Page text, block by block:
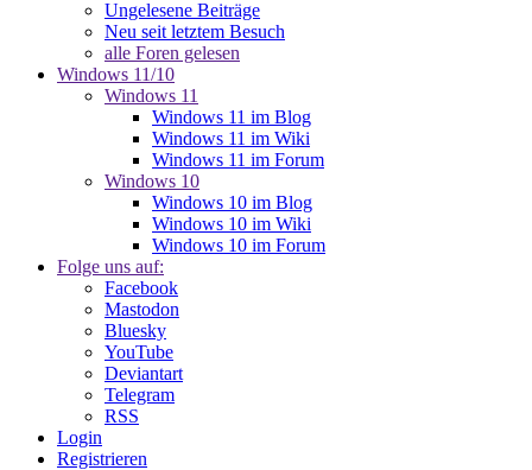
Ungelesene Beiträge
Neu seit letztem Besuch
alle Foren gelesen
Windows 11/10
Windows 11
Windows 11 im Blog
Windows 11 im Wiki
Windows 11 im Forum
Windows 10
Windows 10 im Blog
Windows 10 im Wiki
Windows 10 im Forum
Folge uns auf:
Facebook
Mastodon
Bluesky
YouTube
Deviantart
Telegram
RSS
Login
Registrieren